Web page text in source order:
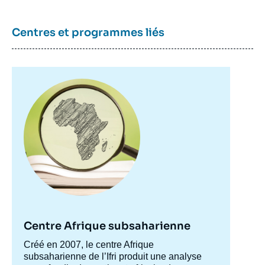
Centres et programmes liés
principale
Centre Afrique subsaharienne
Accroche
centre
Créé en 2007, le centre Afrique
subsaharienne de l’Ifri produit une analyse